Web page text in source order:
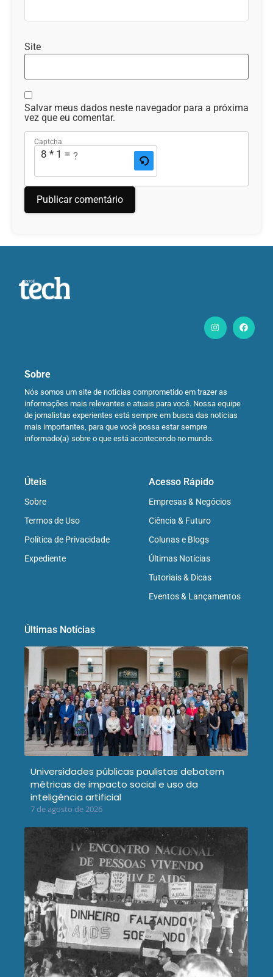
Site
Salvar meus dados neste navegador para a próxima
vez que eu comentar.
Captcha
8 * 1 = ?
Sobre
Nós somos um site de notícias comprometido em trazer as
informações mais relevantes e atuais para você. Nossa equipe
de jornalistas experientes está sempre em busca das notícias
mais importantes, para que você possa estar sempre
informado(a) sobre o que está acontecendo no mundo.
Úteis
Sobre
Termos de Uso
Política de Privacidade
Expediente
Acesso Rápido
Empresas & Negócios
Ciência & Futuro
Colunas e Blogs
Últimas Notícias
Tutoriais & Dicas
Eventos & Lançamentos
Últimas Notícias
Universidades públicas paulistas debatem
métricas de impacto social e uso da
inteligência artificial
7 de agosto de 2026